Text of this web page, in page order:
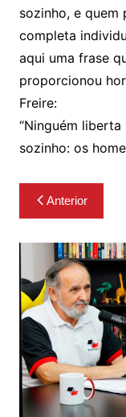
sozinho, e quem
completa
aqui uma frase
proporcionou
Freire:
“Ninguém
sozinho: os
Navegação
de
Post
Anterior